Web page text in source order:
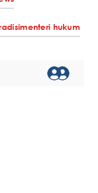
menteri hukum